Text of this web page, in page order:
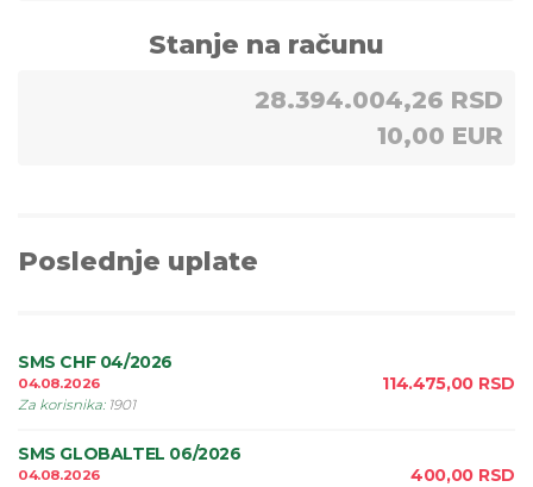
Stanje na računu
28.394.004,26 RSD
10,00 EUR
Poslednje uplate
SMS CHF 04/2026
04.08.2026
Za korisnika: 1901
114.475,00 RSD
SMS GLOBALTEL 06/2026
04.08.2026
400,00 RSD